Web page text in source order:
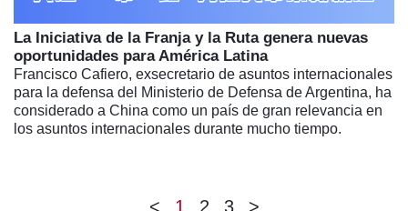
La Iniciativa de la Franja y la Ruta genera nuevas
oportunidades para América Latina
Francisco Cafiero, exsecretario de asuntos internacionales
para la defensa del Ministerio de Defensa de Argentina, ha
considerado a China como un país de gran relevancia en
los asuntos internacionales durante mucho tiempo.
< 1 2 3 >